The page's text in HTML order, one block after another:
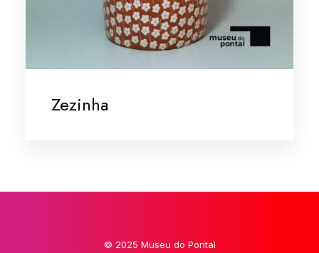
Zezinha
© 2025 Museu do Pontal